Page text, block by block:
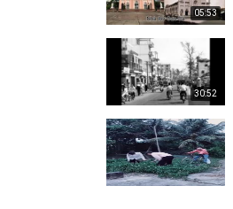
05:53
30:52